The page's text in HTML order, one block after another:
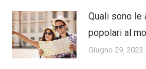
Quali sono le
popolari al
Giugno 29, 2023